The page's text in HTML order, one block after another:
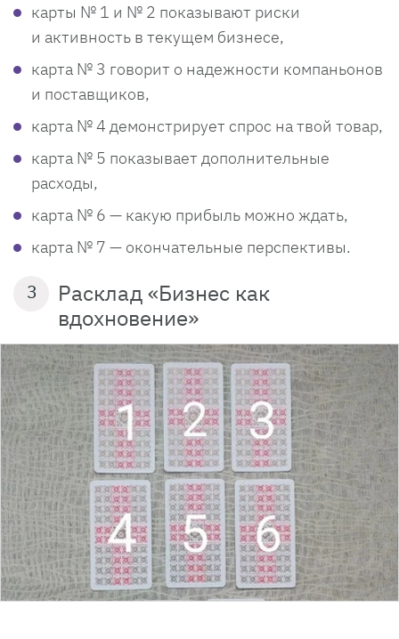
карты № 1 и № 2 показывают риски
и активность в текущем бизнесе,
карта № 3 говорит о надежности компаньонов
и поставщиков,
карта № 4 демонстрирует спрос на твой товар,
карта № 5 показывает дополнительные
расходы,
карта № 6 — какую прибыль можно ждать,
карта № 7 — окончательные перспективы.
3
Расклад «Бизнес как
вдохновение»